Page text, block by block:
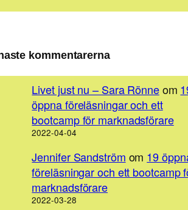
kommentarerna
Livet just nu – Sara Rönneom
öppna föreläsningar och ett
bootcamp för marknadsförare
2022-04-04
Jennifer Sandström om 19
föreläsningar och ett bootcamp
marknadsförare
2022-03-28